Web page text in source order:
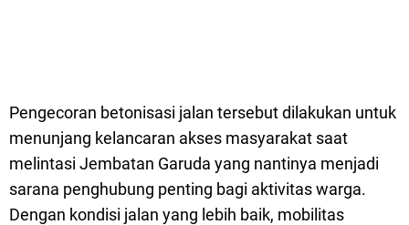
Pengecoran betonisasi jalan tersebut dilakukan untuk
menunjang kelancaran akses masyarakat saat
melintasi Jembatan Garuda yang nantinya menjadi
sarana penghubung penting bagi aktivitas warga.
Dengan kondisi jalan yang lebih baik, mobilitas